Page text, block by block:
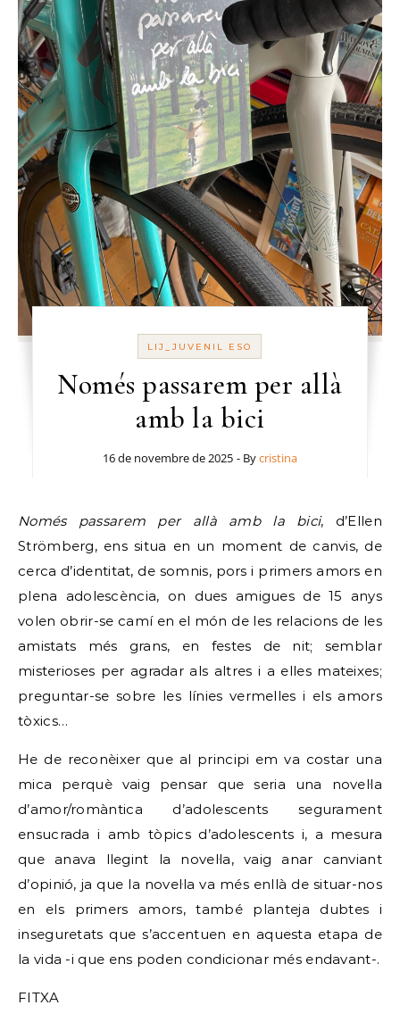
LIJ_JUVENIL ESO
Només passarem per allà
amb la bici
16 de novembre de 2025 - Bycristina
Només passarem per allà amb la bici, d’Ellen
Strömberg, ens situa en un moment de canvis, de
cerca d’identitat, de somnis, pors i primers amors en
plena adolescència, on dues amigues de 15 anys
volen obrir-se camí en el món de les relacions de les
amistats més grans, en festes de nit; semblar
misterioses per agradar als altres i a elles mateixes;
preguntar-se sobre les línies vermelles i els amors
tòxics…
He de reconèixer que al principi em va costar una
mica perquè vaig pensar que seria una novel·la
d’amor/romàntica d’adolescents segurament
ensucrada i amb tòpics d’adolescents i, a mesura
que anava llegint la novel·la, vaig anar canviant
d’opinió, ja que la novel·la va més enllà de situar-nos
en els primers amors, també planteja dubtes i
inseguretats que s’accentuen en aquesta etapa de
la vida -i que ens poden condicionar més endavant-.
FITXA